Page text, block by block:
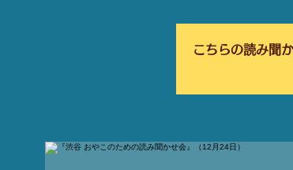
こちらの読み聞